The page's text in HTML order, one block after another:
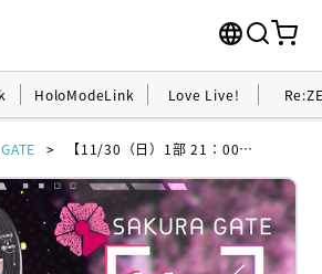
HoloModeLink Love Live!
【11/30（日）1部 21：00～】SAKURA GATE - 入場チケット【noreturn】